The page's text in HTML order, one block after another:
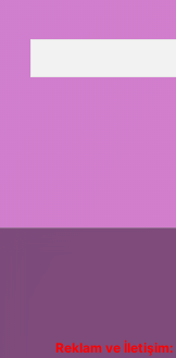
Reklam ve İletişim: